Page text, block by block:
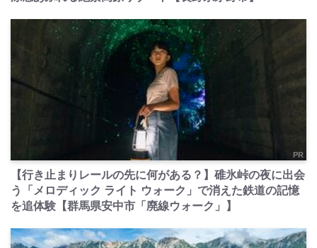
PR
【行き止まりレールの先に何がある？】碓氷峠の夜に出会
う「メロディック ライト ウォーク」で消えた鉄道の記憶
を追体験【群馬県安中市「廃線ウォーク」】